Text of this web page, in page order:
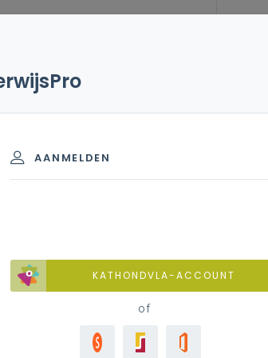
voorstel van
een
AANMELDEN
KATHONDVLA-ACCOUNT
of